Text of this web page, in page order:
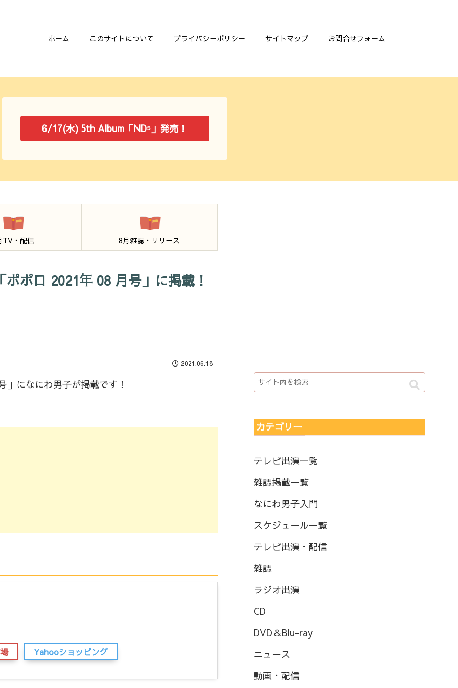
ホーム このサイトについて プライバシーポリシー サイトマップ お問合せフォーム
6/17(水) 5th Album「ND⁵」発売！
TV・配信 8月雑誌・リリース
ポロ 2021年 08 月号」に掲載！
2021.06.18
になにわ男子が掲載です！
Yahooショッピング
カテゴリー
テレビ出演一覧
雑誌掲載一覧
なにわ男子入門
スケジュール一覧
テレビ出演・配信
雑誌
ラジオ出演
CD
DVD＆Blu-ray
ニュース
動画・配信